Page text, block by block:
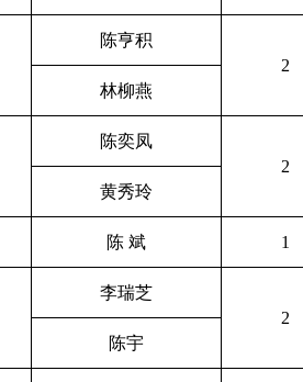
陈亨积
2
林柳燕
陈奕凤
2
黄秀玲
陈 斌 1
李瑞芝
2
陈宇